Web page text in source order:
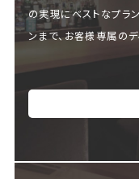
の実現にベストなプラ
ンまで、お客様専属のデ